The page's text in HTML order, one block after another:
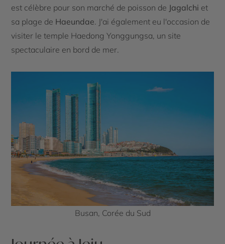
est célèbre pour son marché de poisson de Jagalchi et
sa plage de Haeundae. J'ai également eu l'occasion de
visiter le temple Haedong Yonggungsa, un site
spectaculaire en bord de mer.
Busan, Corée du Sud